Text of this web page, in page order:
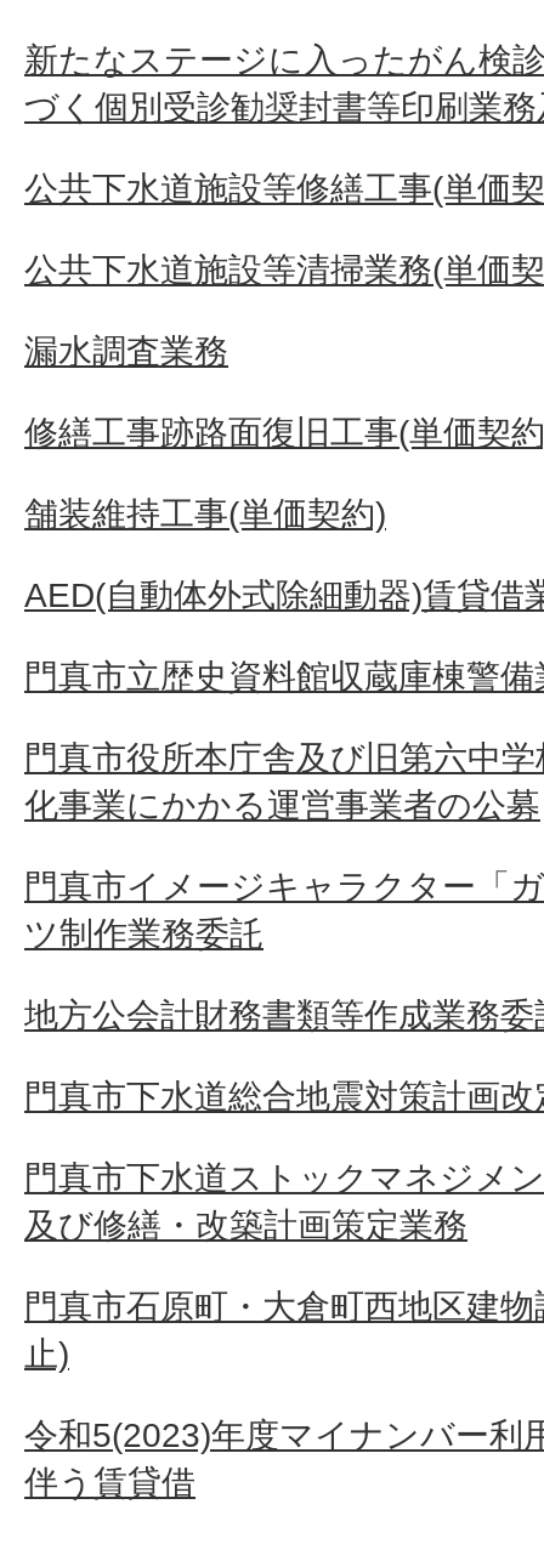
新たなステージに入ったがん検
づく個別受診勧奨封書等印刷業
公共下水道施設等修繕工事(単価
公共下水道施設等清掃業務(単価
漏水調査業務
修繕工事跡路面復旧工事(単価契
舗装維持工事(単価契約)
AED(自動体外式除細動器)賃貸借
門真市立歴史資料館収蔵庫棟警
門真市役所本庁舎及び旧第六中
化事業にかかる運営事業者の公募
門真市イメージキャラクター「
ツ制作業務委託
地方公会計財務書類等作成業務委
門真市下水道総合地震対策計画改
門真市下水道ストックマネジメ
及び修繕・改築計画策定業務
門真市石原町・大倉町西地区建
止)
令和5(2023)年度マイナンバー利
伴う賃貸借